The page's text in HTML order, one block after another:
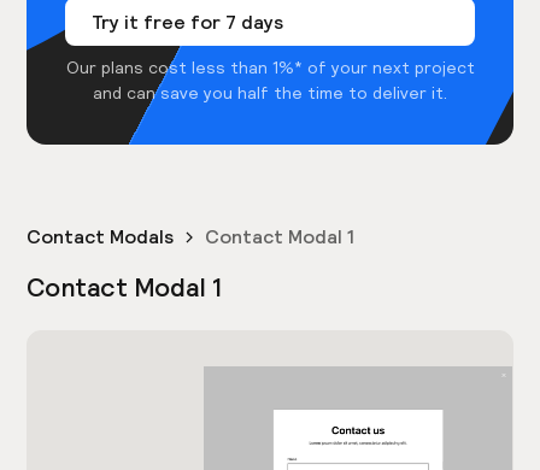
Try it free for 7 days
Our plans cost less than 1%* of your next project
and can save you half the time to deliver it.
Contact Modals Contact Modal 1
Contact Modal 1